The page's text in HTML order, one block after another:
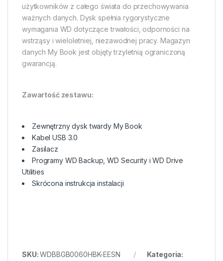
użytkowników z całego świata do przechowywania
ważnych danych. Dysk spełnia rygorystyczne
wymagania WD dotyczące trwałości, odporności na
wstrząsy i wieloletniej, niezawodnej pracy. Magazyn
danych My Book jest objęty trzyletnią ograniczoną
gwarancją.
Zawartość zestawu:
Zewnętrzny dysk twardy My Book
Kabel USB 3.0
Zasilacz
Programy WD Backup, WD Security i WD Drive
Utilities
Skrócona instrukcja instalacji
SKU:WDBBGB0060HBK-EESN
Kategoria: